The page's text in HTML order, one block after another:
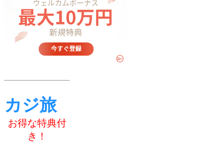
カジ旅
お得な特典付
き！